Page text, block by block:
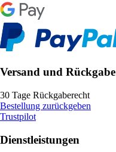
Versand und Rückgabe
30 Tage Rückgaberecht
Bestellung zurückgeben
Trustpilot
Dienstleistungen